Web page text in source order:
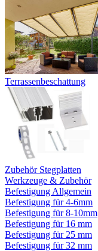
Terrassenbeschattung
Zubehör Stegplatten
Werkzeuge & Zubehör
Befestigung Allgemein
Befestigung für 4-6mm
Befestigung für 8-10mm
Befestigung für 16 mm
Befestigung für 25 mm
Befestigung für 32 mm